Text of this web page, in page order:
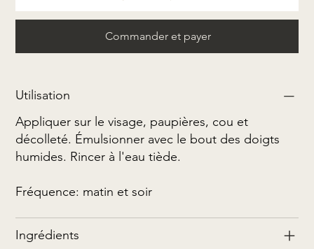
Commander et payer
Utilisation
Appliquer sur le visage, paupières, cou et
décolleté. Émulsionner avec le bout des doigts
humides. Rincer à l'eau tiède.
Fréquence: matin et soir
Ingrédients